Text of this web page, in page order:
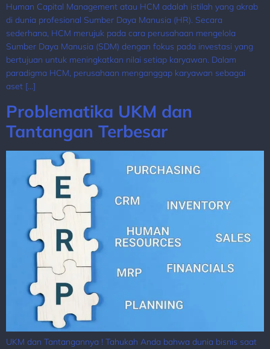
Human Capital Management atau HCM adalah istilah yang akrab
di dunia profesional Sumber Daya Manusia (HR). Secara
sederhana, HCM merujuk pada cara perusahaan mengelola
Sumber Daya Manusia (SDM) dengan fokus pada investasi yang
bertujuan untuk meningkatkan nilai setiap karyawan. Dalam
paradigma HCM, perusahaan menganggap karyawan sebagai
aset […]
Problematika UKM dan
Tantangan Terbesar
UKM dan Tantangannya ! Tahukah Anda bahwa dunia bisnis saat